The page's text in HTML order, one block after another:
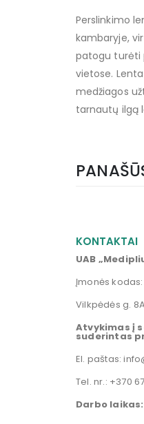
Perslinkimo
kambaryje,
patogu turėti
vietose.
medžiagos
tarnautų ilgą
KONTAKTAI
UAB
Įmonės
Vilkpėdės g.
Atvykimas į
suderintas
El. paštas:
Tel. nr.: +370
Darbo laikas: